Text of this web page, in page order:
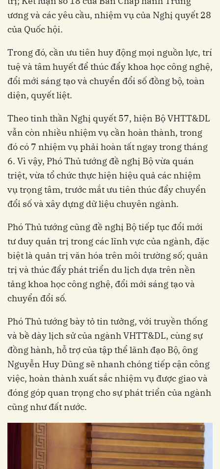
ương và các yêu cầu, nhiệm vụ của Nghị quyết 28
của Quốc hội.
Trong đó, cần ưu tiên huy động mọi nguồn lực, trí
tuệ và tâm huyết để thúc đẩy khoa học công nghệ,
đổi mới sáng tạo và chuyển đổi số đồng bộ, toàn
diện, quyết liệt.
Theo tinh thần Nghị quyết 57, hiện Bộ VHTT&DL
vẫn còn nhiều nhiệm vụ cần hoàn thành, trong
đó có 7 nhiệm vụ phải hoàn tất ngay trong tháng
6. Vì vậy, Phó Thủ tướng đề nghị Bộ vừa quán
triệt, vừa tổ chức thực hiện hiệu quả các nhiệm
vụ trọng tâm, trước mắt ưu tiên thúc đẩy chuyển
đổi số và xây dựng dữ liệu chuyên ngành.
Phó Thủ tướng cũng đề nghị Bộ tiếp tục đổi mới
tư duy quản trị trong các lĩnh vực của ngành, đặc
biệt là quản trị văn hóa trên môi trường số; quản
trị và thúc đẩy phát triển du lịch dựa trên nền
tảng khoa học công nghệ, đổi mới sáng tạo và
chuyển đổi số.
Phó Thủ tướng bày tỏ tin tưởng, với truyền thống
và bề dày lịch sử của ngành VHTT&DL, cùng sự
đồng hành, hỗ trợ của tập thể lãnh đạo Bộ, ông
Nguyễn Huy Dũng sẽ nhanh chóng tiếp cận công
việc, hoàn thành xuất sắc nhiệm vụ được giao và
đóng góp quan trọng cho sự phát triển của ngành
cũng như đất nước.